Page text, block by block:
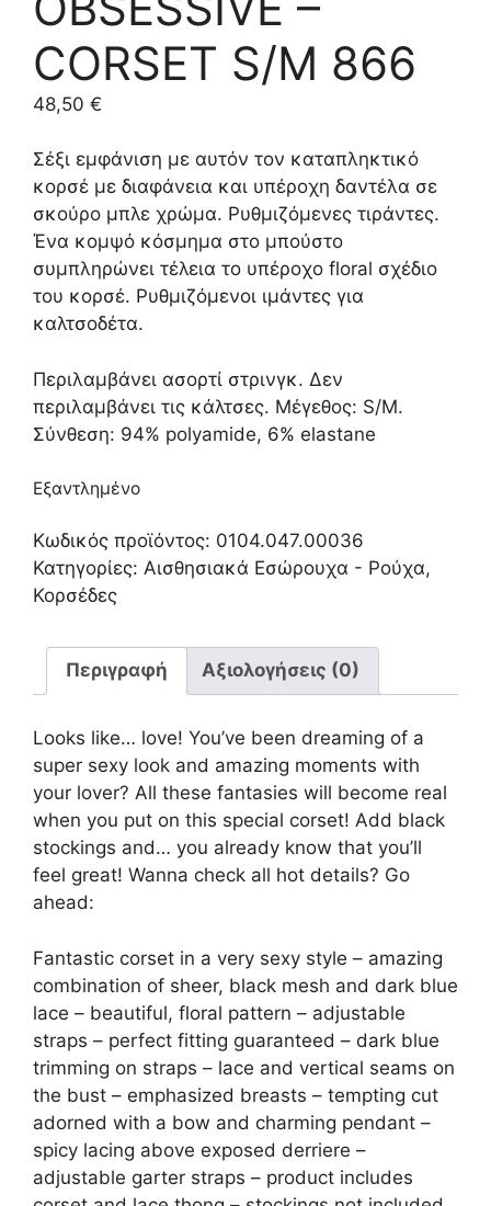
CORSET S/M 866
48,50 €
Σέξι εμφάνιση με αυτόν τον καταπληκτικό
κορσέ με διαφάνεια και υπέροχη δαντέλα σε
σκούρο μπλε χρώμα. Ρυθμιζόμενες τιράντες.
Ένα κομψό κόσμημα στο μπούστο
συμπληρώνει τέλεια το υπέροχο floral σχέδιο
του κορσέ. Ρυθμιζόμενοι ιμάντες για
καλτσοδέτα.
Περιλαμβάνει ασορτί στρινγκ. Δεν
περιλαμβάνει τις κάλτσες. Μέγεθος: S/M.
Σύνθεση: 94% polyamide, 6% elastane
Εξαντλημένο
Κωδικός προϊόντος: 0104.047.00036
Κατηγορίες: Αισθησιακά Εσώρουχα - Ρούχα,
Κορσέδες
Περιγραφή Αξιολογήσεις (0)
Looks like… love! You’ve been dreaming of a
super sexy look and amazing moments with
your lover? All these fantasies will become real
when you put on this special corset! Add black
stockings and… you already know that you’ll
feel great! Wanna check all hot details? Go
ahead:
Fantastic corset in a very sexy style – amazing
combination of sheer, black mesh and dark blue
lace – beautiful, floral pattern – adjustable
straps – perfect fitting guaranteed – dark blue
trimming on straps – lace and vertical seams on
the bust – emphasized breasts – tempting cut
adorned with a bow and charming pendant –
spicy lacing above exposed derriere –
adjustable garter straps – product includes